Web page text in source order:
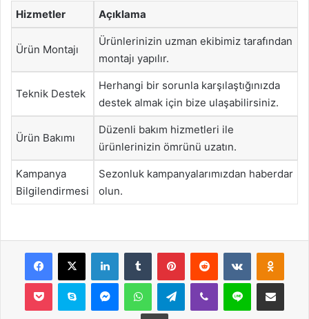
Hizmetler Açıklama
Ürün Montajı
Ürünlerinizin uzman ekibimiz tarafından
montajı yapılır.
Teknik Destek
Herhangi bir sorunla karşılaştığınızda
destek almak için bize ulaşabilirsiniz.
Ürün Bakımı
Düzenli bakım hizmetleri ile
ürünlerinizin ömrünü uzatın.
Kampanya
Bilgilendirmesi
Sezonluk kampanyalarımızdan haberdar
olun.
Facebook
X LinkedInTumblr PinterestReddit VKontakte
Pocket Skype MessengerWhatsAppTelegramViber Line E-Posta ile
Yazdır